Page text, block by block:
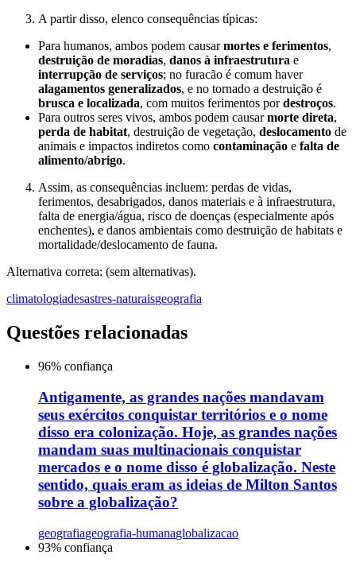
A partir disso, elenco consequências típicas:
Para humanos, ambos podem causarmortes e ferimentos,
destruição de moradias, danos à infraestrutura e
interrupção de serviços; no furacão é comum haver
alagamentos generalizados, e no tornado a destruição é
brusca e localizada, com muitos ferimentos pordestroços.
Para outros seres vivos, ambos podem causarmorte direta,
perda de habitat, destruição de vegetação, deslocamento de
animais e impactos indiretos como contaminação e falta de
alimento/abrigo.
Assim, as consequências incluem: perdas de vidas,
ferimentos, desabrigados, danos materiais e à infraestrutura,
falta de energia/água, risco de doenças (especialmente após
enchentes), e danos ambientais como destruição de habitats e
mortalidade/deslocamento de fauna.
Alternativa correta: (sem alternativas).
climatologiadesastres-naturaisgeografia
Questões relacionadas
96% confiança
Antigamente, as grandes nações mandavam
seus exércitos conquistar territórios e o nome
disso era colonização. Hoje, as grandes nações
mandam suas multinacionais conquistar
mercados e o nome disso é globalização. Neste
sentido, quais eram as ideias de Milton Santos
sobre a globalização?
geografiageografia-humanaglobalizacao
93% confiança